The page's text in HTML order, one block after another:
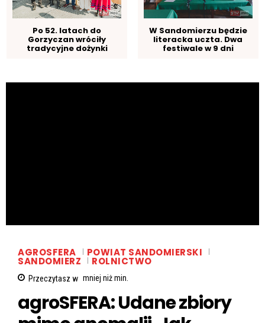
Po 52. latach do
Gorzyczan wróciły
tradycyjne dożynki
W Sandomierzu będzie
literacka uczta. Dwa
festiwale w 9 dni